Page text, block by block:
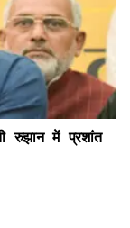
रुझान में प्रशांत